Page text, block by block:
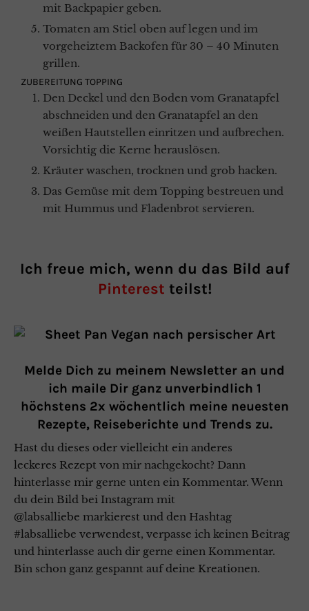
mit Backpapier geben.
Tomaten am Stiel oben auf legen und im
vorgeheiztem Backofen für 30 – 40 Minuten
grillen.
ZUBEREITUNG TOPPING
Den Deckel und den Boden vom Granatapfel
abschneiden und den Granatapfel an den
weißen Hautstellen einritzen und aufbrechen.
Vorsichtig die Kerne herauslösen.
Kräuter waschen, trocknen und grob hacken.
Das Gemüse mit dem Topping bestreuen und
mit Hummus und Fladenbrot servieren.
Ich freue mich, wenn du das Bild auf
Pinterest teilst!
Melde Dich zu meinem Newsletter an und
ich maile Dir ganz unverbindlich 1
höchstens 2x wöchentlich meine neuesten
Rezepte, Reiseberichte und Trends zu.
Hast du dieses oder vielleicht ein anderes
leckeres Rezept von mir nachgekocht? Dann
hinterlasse mir gerne unten ein Kommentar. Wenn
du dein Bild bei Instagram mit
@labsalliebe markierest und den Hashtag
#labsalliebe verwendest, verpasse ich keinen Beitrag
und hinterlasse auch dir gerne einen Kommentar.
Bin schon ganz gespannt auf deine Kreationen.